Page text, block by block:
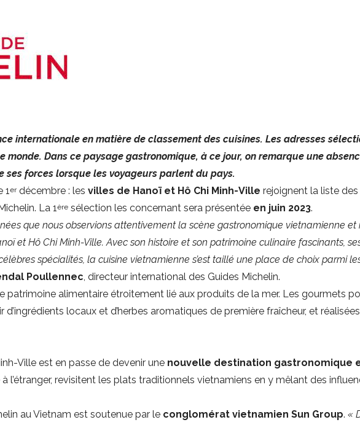
internationale en matière de classement des cuisines. Les adresses
monde. Dans ce paysage gastronomique, à ce jour, on remarque une
ses forces lorsque les voyageurs parlent du pays.
1erdécembre : les villes de Hanoï et Hô Chi Minh-Ville rejoignent la liste
La 1èresélection les concernant sera présentée en juin 2023.
que nous observions attentivement la scène gastronomique vietnamienne et
et Hô Chi Minh-Ville. Avec son histoire et son patrimoine culinaire fascinants,
spécialités, la cuisine vietnamienne s’est taillé une place de choix parmi
Poullennec, directeur international des Guides Michelin.
patrimoine alimentaire étroitement lié aux produits de la mer. Les gourmets
locaux et d’herbes aromatiques de première fraîcheur, et
Ville est en passe de devenir une nouvelle destination gastronomique
l’étranger, revisitent les plats traditionnels vietnamiens en y mêlant des
au Vietnam est soutenue par le conglomérat vietnamien Sun Group. «